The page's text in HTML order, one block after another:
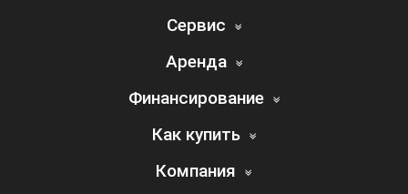
Сервис
Аренда
Финансирование
Как купить
Компания